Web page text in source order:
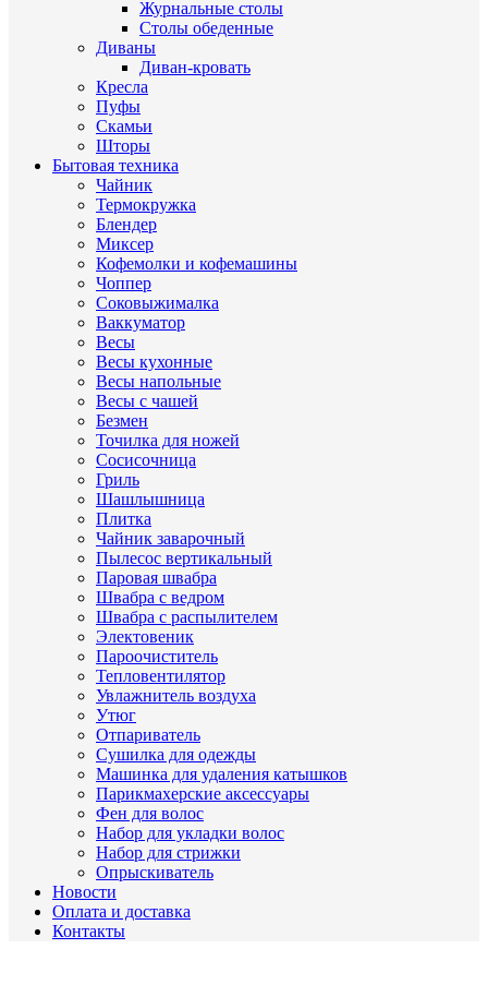
Журнальные cтолы
Столы обеденные
Диваны
Диван-кровать
Кресла
Пуфы
Скамьи
Шторы
Бытовая техника
Чайник
Термокружка
Блендер
Миксер
Кофемолки и кофемашины
Чоппер
Соковыжималка
Ваккуматор
Весы
Весы кухонные
Весы напольные
Весы с чашей
Безмен
Точилка для ножей
Сосисочница
Гриль
Шашлышница
Плитка
Чайник заварочный
Пылесос вертикальный
Паровая швабра
Швабра с ведром
Швабра с распылителем
Электовеник
Пароочиститель
Тепловентилятор
Увлажнитель воздуха
Утюг
Отпариватель
Сушилка для одежды
Машинка для удаления катышков
Парикмахерские аксессуары
Фен для волос
Набор для укладки волос
Набор для стрижки
Опрыскиватель
Новости
Оплата и доставка
Контакты